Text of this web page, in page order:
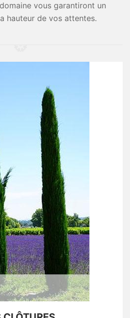
vous garantiront un
hauteur de vos attentes.